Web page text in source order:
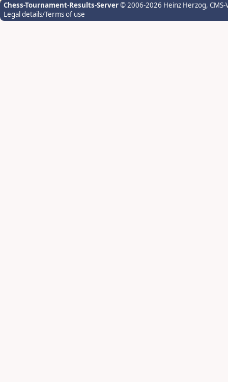
Chess-Tournament-Results-Server© 2006-2026 Heinz Herzog,
Legal details/Terms of use